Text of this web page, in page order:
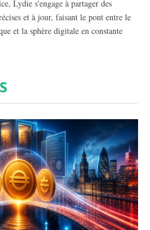
Lydie s'engage à partager des
et à jour, faisant le pont entre le
et la sphère digitale en constante